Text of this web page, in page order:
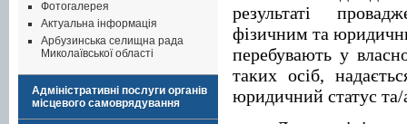
Фотогалерея
Актуальна інформація
Арбузинська селищна рада
Миколаївської області
Адміністративні послуги органів
місцевого самоврядування
результаті
фізичним та
перебувають у
таких осіб,
юридичний статус та/